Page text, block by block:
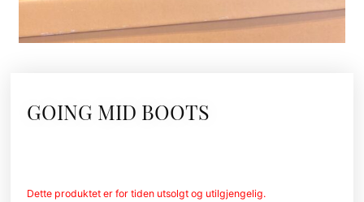
GOING MID BOOTS
Dette produktet er for tiden utsolgt og utilgjengelig.